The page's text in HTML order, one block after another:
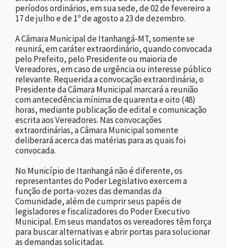
períodos ordinários, em sua sede, de 02 de fevereiro a
17 de julho e de 1º de agosto a 23 de dezembro.
A Câmara Municipal de Itanhangá-MT, somente se
reunirá, em caráter extraordinário, quando convocada
pelo Prefeito, pelo Presidente ou maioria de
Vereadores, em caso de urgência ou interesse público
relevante. Requerida a convocação extraordinária, o
Presidente da Câmara Municipal marcará a reunião
com antecedência mínima de quarenta e oito (48)
horas, mediante publicação de edital e comunicação
escrita aos Vereadores. Nas convocações
extraordinárias, a Câmara Municipal somente
deliberará acerca das matérias para as quais foi
convocada.
No Município de Itanhangá não é diferente, os
representantes do Poder Legislativo exercem a
função de porta-vozes das demandas da
Comunidade, além de cumprir seus papéis de
legisladores e fiscalizadores do Poder Executivo
Municipal. Em seus mandatos os vereadores têm força
para buscar alternativas e abrir portas para solucionar
as demandas solicitadas.